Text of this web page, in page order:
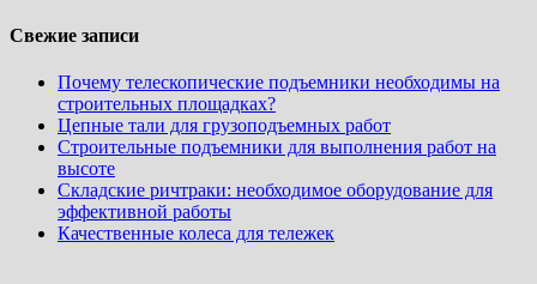
Свежие записи
Почему телескопические подъемники необходимы на
строительных площадках?
Цепные тали для грузоподъемных работ
Строительные подъемники для выполнения работ на
высоте
Складские ричтраки: необходимое оборудование для
эффективной работы
Качественные колеса для тележек